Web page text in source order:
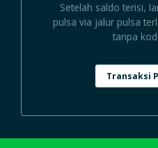
Setelah saldo terisi,
pulsa via jalur pulsa
tanpa
Transaksi